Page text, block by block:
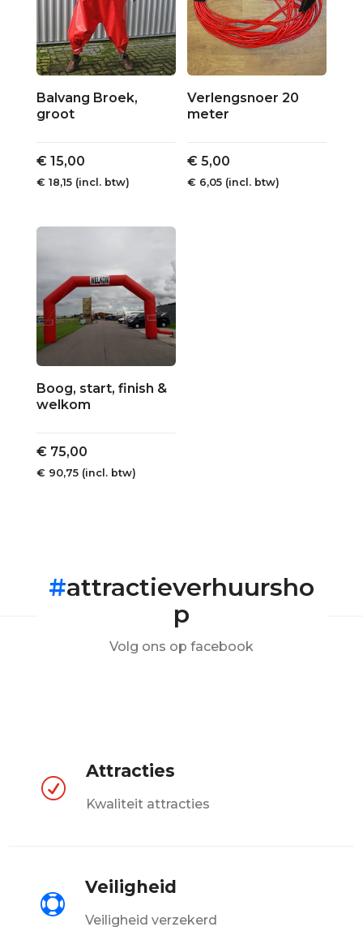
Balvang Broek,
groot
€15,00
€ 18,15(incl. btw)
Verlengsnoer 20
meter
€ 5,00
€ 6,05 (incl. btw)
Boog, start, finish &
welkom
€75,00
€ 90,75(incl. btw)
#attractieverhuursho
p
Volg ons op facebook
R
Attracties
Kwaliteit attracties

Veiligheid
Veiligheid verzekerd